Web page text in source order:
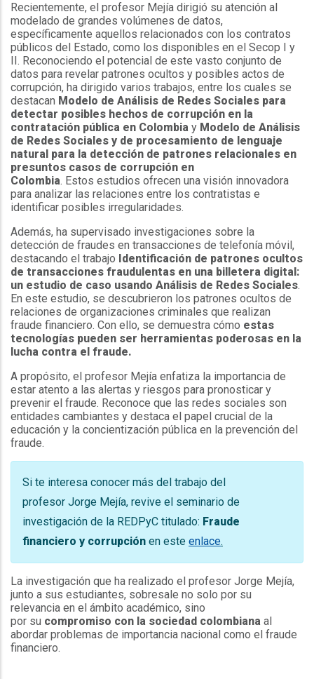
Recientemente, el profesor Mejía dirigió su atención al
modelado de grandes volúmenes de datos,
específicamente aquellos relacionados con los contratos
públicos del Estado, como los disponibles en el Secop I y
II. Reconociendo el potencial de este vasto conjunto de
datos para revelar patrones ocultos y posibles actos de
corrupción, ha dirigido varios trabajos, entre los cuales se
destacan Modelo de Análisis de Redes Sociales para
detectar posibles hechos de corrupción en la
contratación pública en Colombia y Modelo de Análisis
de Redes Sociales y de procesamiento de lenguaje
natural para la detección de patrones relacionales en
presuntos casos de corrupción en
Colombia. Estos estudios ofrecen una visión innovadora
para analizar las relaciones entre los contratistas e
identificar posibles irregularidades.
Además, ha supervisado investigaciones sobre la
detección de fraudes en transacciones de telefonía móvil,
destacando el trabajo Identificación de patrones ocultos
de transacciones fraudulentas en una billetera digital:
un estudio de caso usando Análisis de Redes Sociales.
En este estudio, se descubrieron los patrones ocultos de
relaciones de organizaciones criminales que realizan
fraude financiero. Con ello, se demuestra cómo estas
tecnologías pueden ser herramientas poderosas en la
lucha contra el fraude.
A propósito, el profesor Mejía enfatiza la importancia de
estar atento a las alertas y riesgos para pronosticar y
prevenir el fraude. Reconoce que las redes sociales son
entidades cambiantes y destaca el papel crucial de la
educación y la concientización pública en la prevención del
fraude.
Si te interesa conocer más del trabajo del
profesor Jorge Mejía, revive el seminario de
investigación de la REDPyC titulado: Fraude
financiero y corrupción en este enlace.
La investigación que ha realizado el profesor Jorge Mejía,
junto a sus estudiantes, sobresale no solo por su
relevancia en el ámbito académico, sino
por su compromiso con la sociedad colombiana al
abordar problemas de importancia nacional como el fraude
financiero.